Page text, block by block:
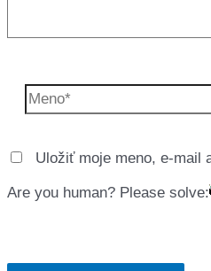
Meno*
Uložiť moje meno, e-mail
Are you human? Please solve: